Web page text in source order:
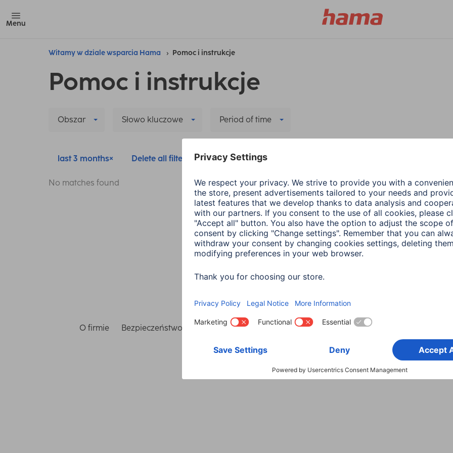
Menu
Witamy w dziale wsparcia Hama Pomoc i instrukcje
Pomoc i instrukcje
Obszar Słowo kluczowe Period of time
last 3 months Delete all filters
No matches found
Wybierz kraj
O firmie Bezpieczeństwo i ochrona danych Warunki gwarancji Deklaracje zgodności